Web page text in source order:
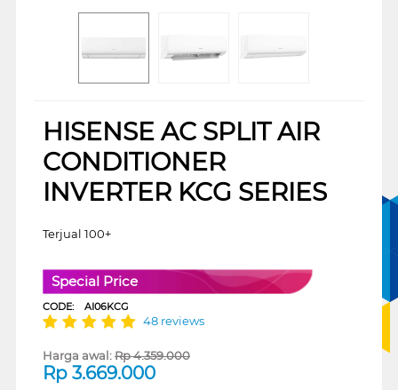
HISENSE AC SPLIT AIR
CONDITIONER
INVERTER KCG SERIES
Terjual 100+
Special Price
CODE: AI06KCG
48 reviews
Harga awal:Rp4.359.000
Rp 3.669.000